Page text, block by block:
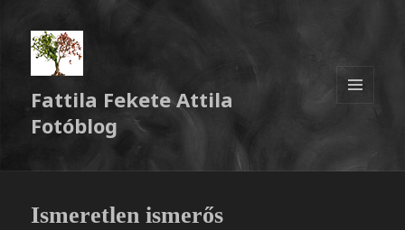
Fattila Fekete Attila
Fotóblog
Ismeretlen ismerős